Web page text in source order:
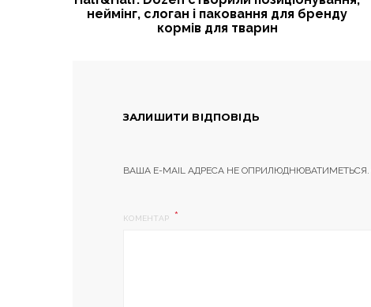
неймінг, слоган і паковання для бренду
кормів для тварин
ЗАЛИШИТИ ВІДПОВІДЬ
ВАША E-MAIL АДРЕСА НЕ ОПРИЛЮДНЮВАТИМЕТЬСЯ.
КОМЕНТАР